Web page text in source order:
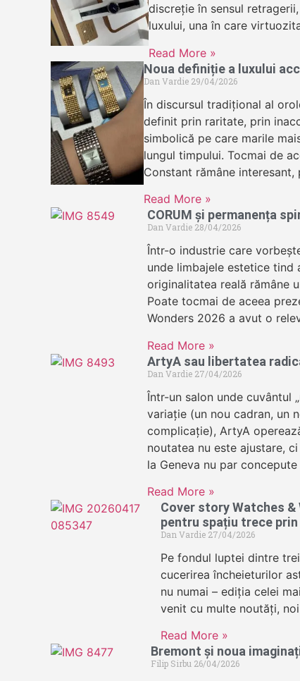
discreție în sensul
luxului, una în care
Read More »
Noua definiție a luxului
Dan Vardie 29/04/2026
În discursul tradițional al
definit prin raritate, prin
simbolică pe care marile
lungul timpului. Tocmai de
Constant rămâne interesant,
Read More »
CORUM și permanența
Dan Vardie 28/04/2026
Într-o industrie care
unde limbajele estetice tind
originalitatea reală rămâne
Poate tocmai de aceea
Wonders 2026 a avut o
Read More »
ArtyA sau libertatea
Dan Vardie 27/04/2026
Într-un salon unde cuvântul
variație (un nou cadran, un
complicație), ArtyA
noutatea nu este ajustare,
la Geneva nu par
Read More »
Cover story Watches &
pentru spațiu trece
Dan Vardie 27/04/2026
Pe fondul luptei dintre
cucerirea încheieturilor
nu numai – ediția celei
venit cu multe noutăți,
Read More »
Bremont și noua
Filip Sirbu 26/04/2026